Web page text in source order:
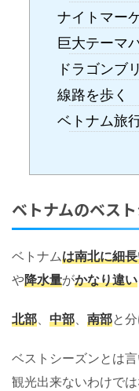
ナイトマー
巨大テーマ
ドラゴンブ
線路を歩く
ベトナム旅
ベトナムのベス
ベトナムは南北に細
や降水量がかなり違い
北部、 中部、 南部と
ベストシーズンとは
観光出来ないわけで